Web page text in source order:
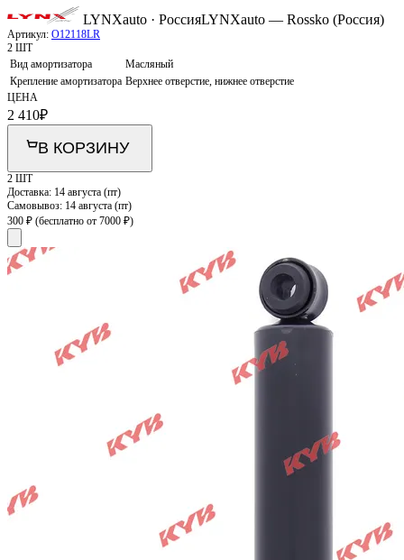
LYNXauto · РоссияLYNXauto — Rossko (Россия)
Артикул: O12118LR
2 ШТ
Вид амортизатора
Масляный
Крепление амортизатора Верхнее отверстие, нижнее отверстие
ЦЕНА
2 410₽
В КОРЗИНУ
2 ШТ
Доставка: 14 августа (пт)
Самовывоз: 14 августа (пт)
300 ₽ (бесплатно от 7000 ₽)